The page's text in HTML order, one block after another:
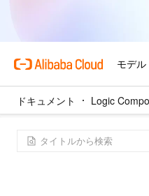
ドキュメント Logic